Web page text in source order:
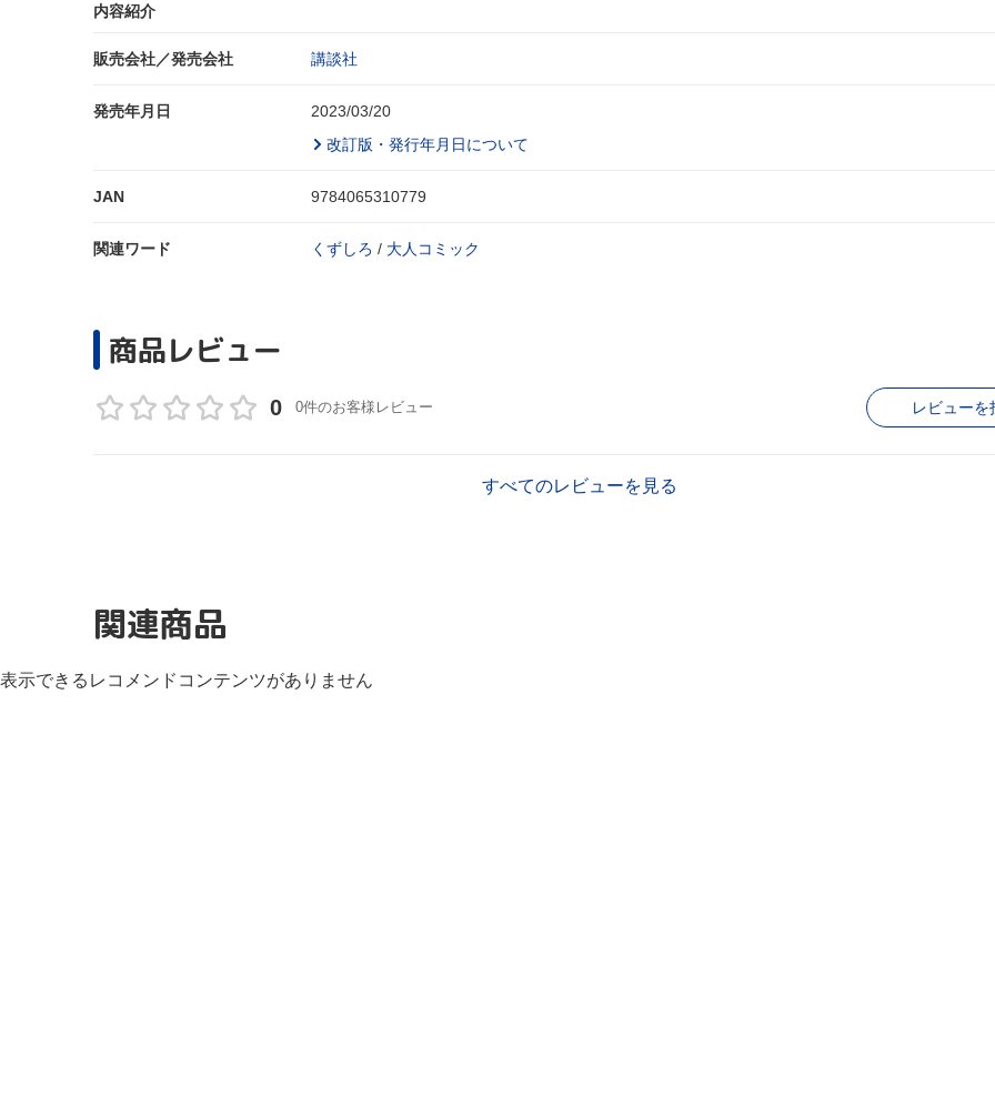
内容紹介
販売会社／発売会社 講談社
発売年月日
2023/03/20
改訂版・発行年月日について
JAN 9784065310779
関連ワード くずしろ / 大人コミック
商品レビュー
0 0件のお客様レビュー レビューを
すべてのレビューを見る
関連商品
表示できるレコメンドコンテンツがありません